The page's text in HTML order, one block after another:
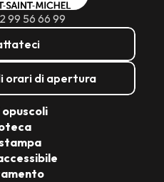
99 56 66 99
orari di apertura